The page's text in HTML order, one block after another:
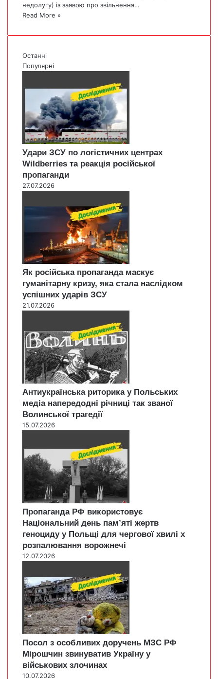
недолугу) із заявою про звільнення…
Read More »
Останні
Популярні
Удари ЗСУ по логістичних центрах
Wildberries та реакція російської
пропаганди
27.07.2026
Як російська пропаганда маскує
гуманітарну кризу, яка стала наслідком
успішних ударів ЗСУ
21.07.2026
Антиукраїнська риторика у Польських
медіа напередодні річниці так званої
Волинської трагедії
15.07.2026
Пропаганда РФ використовує
Національний день пам’яті жертв
геноциду у Польщі для чергової хвилі х
розпалювання ворожнечі
12.07.2026
Посол з особливих доручень МЗС РФ
Мірошчин звинуватив Україну у
військових злочинах
10.07.2026